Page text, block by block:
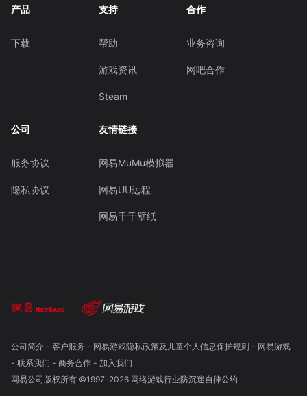
产品
下载
支持
帮助
游戏资讯
Steam
合作
业务咨询
网吧合作
公司
服务协议
隐私协议
友情链接
网易MuMu模拟器
网易UU远程
网易千千壁纸
公司简介- 客户服务 - 网易游戏隐私政策及儿童个人信息保护规则 - 网易游戏
- 联系我们 - 商务合作- 加入我们
网易公司版权所有 ©1997-2026 网络游戏行业防沉迷自律公约